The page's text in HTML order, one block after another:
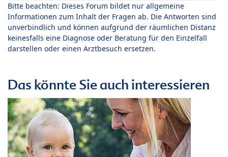
Bitte beachten: Dieses Forum bildet nur allgemeine
Informationen zum Inhalt der Fragen ab. Die Antworten sind
unverbindlich und können aufgrund der räumlichen Distanz
keinesfalls eine Diagnose oder Beratung für den Einzelfall
darstellen oder einen Arztbesuch ersetzen.
Das könnte Sie auch interessieren